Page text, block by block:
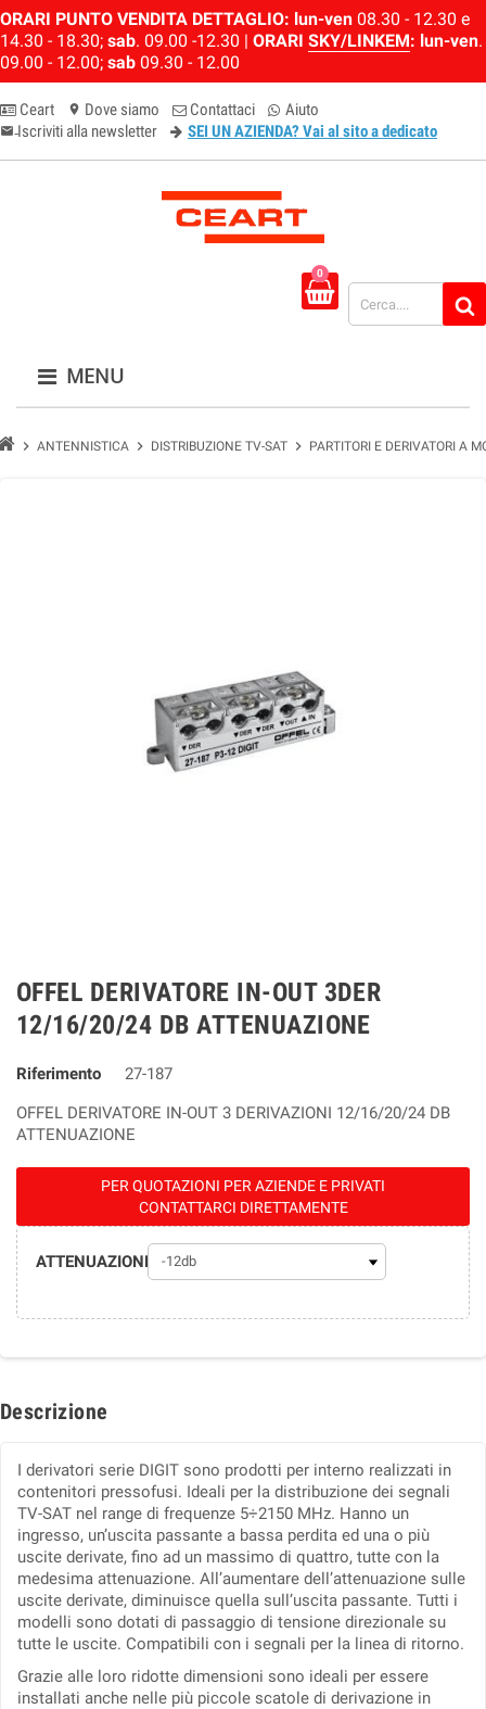
ORARI PUNTO VENDITA DETTAGLIO: lun-ven 08.30 - 12.30 e
14.30 - 18.30; sab. 09.00 -12.30 | ORARI SKY/LINKEM: lun-ven.
09.00 - 12.00; sab 09.30 - 12.00
Ceart location_on Dove siamo Contattaci Aiuto
email-newsletter
Iscriviti alla newsletter SEI UN AZIENDA? Vai al sito a dedicato
0
MENU
chevron_right ANTENNISTICA chevron_right DISTRIBUZIONE TV-SAT chevron_right PARTITORI E DERIVATORI A
OFFEL DERIVATORE IN-OUT 3DER
12/16/20/24 DB ATTENUAZIONE
Riferimento
27-187
OFFEL DERIVATORE IN-OUT 3 DERIVAZIONI 12/16/20/24 DB
ATTENUAZIONE
PER QUOTAZIONI PER AZIENDE E PRIVATI
CONTATTARCI DIRETTAMENTE
ATTENUAZIONE
Descrizione
I derivatori serie DIGIT sono prodotti per interno realizzati in
contenitori pressofusi. Ideali per la distribuzione dei segnali
TV-SAT nel range di frequenze 5÷2150 MHz. Hanno un
ingresso, un’uscita passante a bassa perdita ed una o più
uscite derivate, fino ad un massimo di quattro, tutte con la
medesima attenuazione. All’aumentare dell’attenuazione sulle
uscite derivate, diminuisce quella sull’uscita passante. Tutti i
modelli sono dotati di passaggio di tensione direzionale su
tutte le uscite. Compatibili con i segnali per la linea di ritorno.
Grazie alle loro ridotte dimensioni sono ideali per essere
installati anche nelle più piccole scatole di derivazione in